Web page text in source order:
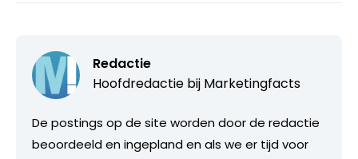
Redactie
Hoofdredactie bij Marketingfacts
De postings op de site worden door de redactie
beoordeeld en ingepland en als we er tijd voor